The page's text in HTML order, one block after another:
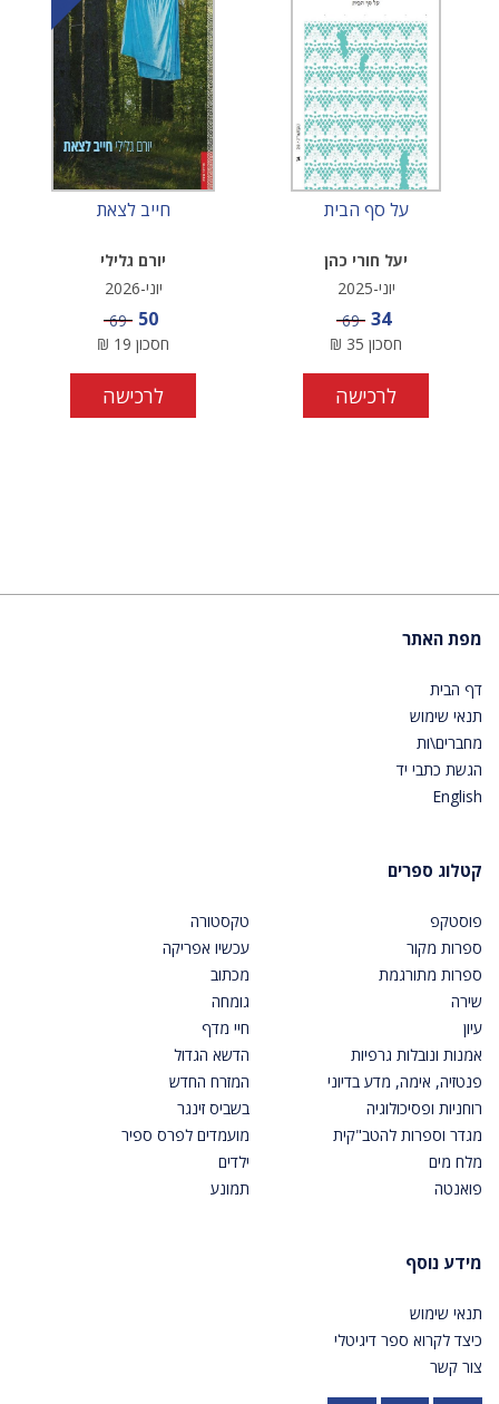
על סף הבית
יעל חורי כהן
יוני-2025
מחיר מבצע
34 מחיר
69
חסכון 35
₪
לרכישה
חייב לצאת
יורם גלילי
יוני-2026
מחיר מבצע
50 מחיר
69
חסכון 19
₪
לרכישה
מפת האתר
דף הבית
תנאי שימוש
מחברים\ות
הגשת כתבי יד
English
קטלוג ספרים
פוסטקפ
ספרות מקור
ספרות מתורגמת
שירה
עיון
אמנות ונובלות גרפיות
פנטזיה, אימה, מדע בדיוני
רוחניות ופסיכולוגיה
מגדר וספרות להטב"קית
מלח מים
פואנטה
טקסטורה
עכשיו אפריקה
מכתוב
גומחה
חיי מדף
הדשא הגדול
המזרח החדש
בשביס זינגר
מועמדים לפרס ספיר
ילדים
תמונע
מידע נוסף
תנאי שימוש
כיצד לקרוא ספר דיגיטלי
צור קשר